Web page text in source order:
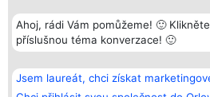
Ahoj, rádi Vám pomůžeme! 🙂
příslušnou téma konverzace! 🙂
Jsem laureát, chci získat
Bright Side Solutions sp. z o.
o. sp. k.
ul. Ruska 22
Vítězové
Seznam všech
laureátů